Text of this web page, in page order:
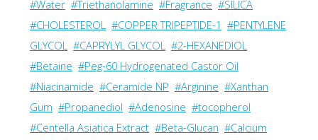
#Water #Triethanolamine #Fragrance #SILICA
#CHOLESTEROL #COPPER TRIPEPTIDE-1 #PENTYLENE
GLYCOL #CAPRYLYL GLYCOL #2-HEXANEDIOL
#Betaine #Peg-60 Hydrogenated Castor Oil
#Niacinamide #Ceramide NP #Arginine #Xanthan
Gum #Propanediol #Adenosine #tocopherol
#Centella Asiatica Extract #Beta-Glucan #Calcium